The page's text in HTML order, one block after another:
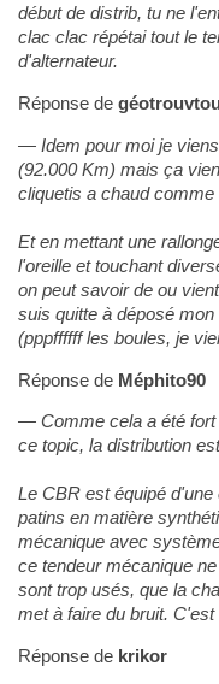
début de distrib, tu ne
clac clac répétai tout le
d'alternateur.
Réponse de
Idem pour moi je
(92.000 Km) mais ça
cliquetis a chaud comme
Et en mettant une
l'oreille et touchant
on peut savoir de ou
suis quitte à déposé
(pppffffff les boules, je
Réponse de Méphito90
Comme cela a été
ce topic, la distribution
Le CBR est équipé
patins en matière
mécanique avec
ce tendeur mécanique
sont trop usés, que la
met à faire du bruit.
Réponse de krikor